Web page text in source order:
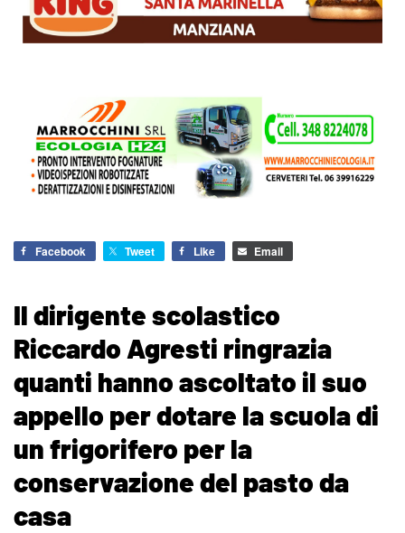
Facebook Tweet Like Email
Il dirigente scolastico
Riccardo Agresti ringrazia
quanti hanno ascoltato il suo
appello per dotare la scuola di
un frigorifero per la
conservazione del pasto da
casa